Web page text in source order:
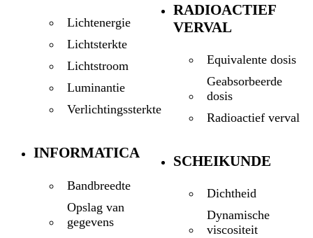
Lichtenergie
Lichtsterkte
Lichtstroom
Luminantie
Verlichtingssterkte
INFORMATICA
Bandbreedte
Opslag van
gegevens
RADIOACTIEF
VERVAL
Equivalente dosis
Geabsorbeerde
dosis
Radioactief verval
SCHEIKUNDE
Dichtheid
Dynamische
viscositeit